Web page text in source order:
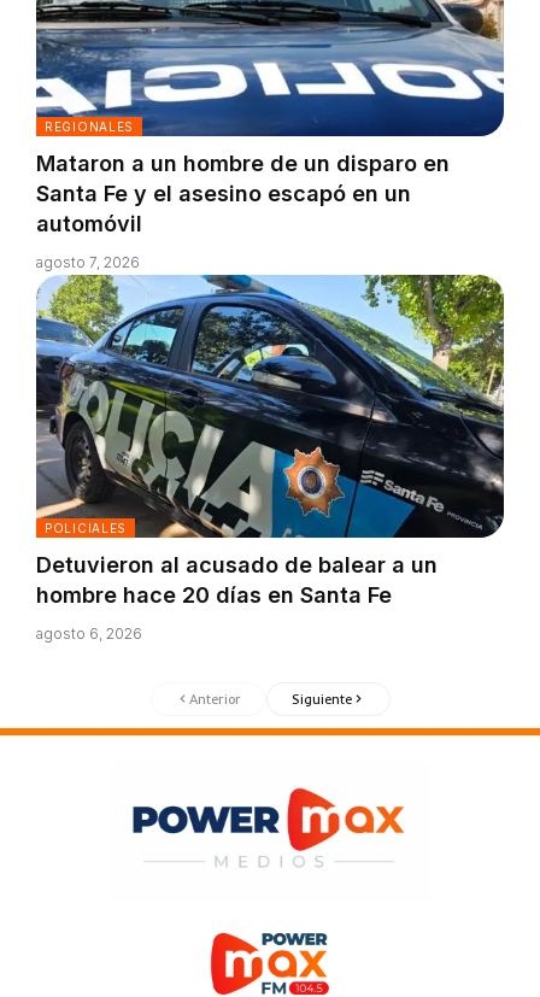
REGIONALES
Mataron a un hombre de un disparo en
Santa Fe y el asesino escapó en un
automóvil
agosto 7, 2026
POLICIALES
Detuvieron al acusado de balear a un
hombre hace 20 días en Santa Fe
agosto 6, 2026
Anterior Siguiente